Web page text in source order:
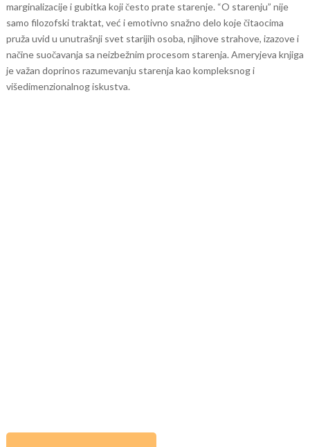
marginalizacije i gubitka koji često prate starenje. “O starenju” nije
samo filozofski traktat, već i emotivno snažno delo koje čitaocima
pruža uvid u unutrašnji svet starijih osoba, njihove strahove, izazove i
načine suočavanja sa neizbežnim procesom starenja. Ameryjeva knjiga
je važan doprinos razumevanju starenja kao kompleksnog i
višedimenzionalnog iskustva.